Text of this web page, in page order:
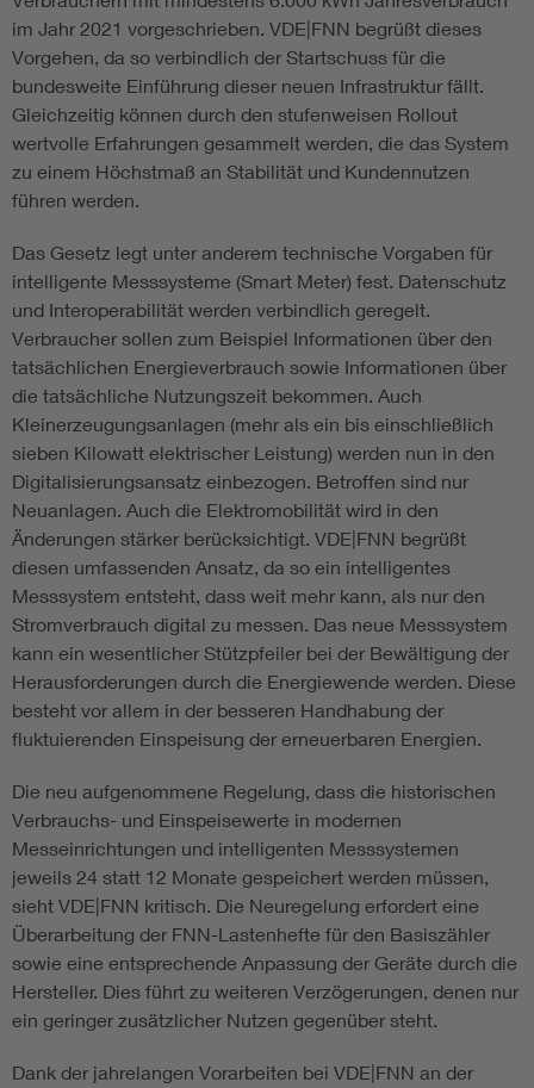
im Jahr 2021 vorgeschrieben. VDE|FNN begrüßt dieses
Vorgehen, da so verbindlich der Startschuss für die
bundesweite Einführung dieser neuen Infrastruktur fällt.
Gleichzeitig können durch den stufenweisen Rollout
wertvolle Erfahrungen gesammelt werden, die das System
zu einem Höchstmaß an Stabilität und Kundennutzen
führen werden.
Das Gesetz legt unter anderem technische Vorgaben für
intelligente Messsysteme (Smart Meter) fest. Datenschutz
und Interoperabilität werden verbindlich geregelt.
Verbraucher sollen zum Beispiel Informationen über den
tatsächlichen Energieverbrauch sowie Informationen über
die tatsächliche Nutzungszeit bekommen. Auch
Kleinerzeugungsanlagen (mehr als ein bis einschließlich
sieben Kilowatt elektrischer Leistung) werden nun in den
Digitalisierungsansatz einbezogen. Betroffen sind nur
Neuanlagen. Auch die Elektromobilität wird in den
Änderungen stärker berücksichtigt. VDE|FNN begrüßt
diesen umfassenden Ansatz, da so ein intelligentes
Messsystem entsteht, dass weit mehr kann, als nur den
Stromverbrauch digital zu messen. Das neue Messsystem
kann ein wesentlicher Stützpfeiler bei der Bewältigung der
Herausforderungen durch die Energiewende werden. Diese
besteht vor allem in der besseren Handhabung der
fluktuierenden Einspeisung der erneuerbaren Energien.
Die neu aufgenommene Regelung, dass die historischen
Verbrauchs- und Einspeisewerte in modernen
Messeinrichtungen und intelligenten Messsystemen
jeweils 24 statt 12 Monate gespeichert werden müssen,
sieht VDE|FNN kritisch. Die Neuregelung erfordert eine
Überarbeitung der FNN-Lastenhefte für den Basiszähler
sowie eine entsprechende Anpassung der Geräte durch die
Hersteller. Dies führt zu weiteren Verzögerungen, denen nur
ein geringer zusätzlicher Nutzen gegenüber steht.
Dank der jahrelangen Vorarbeiten bei VDE|FNN an der